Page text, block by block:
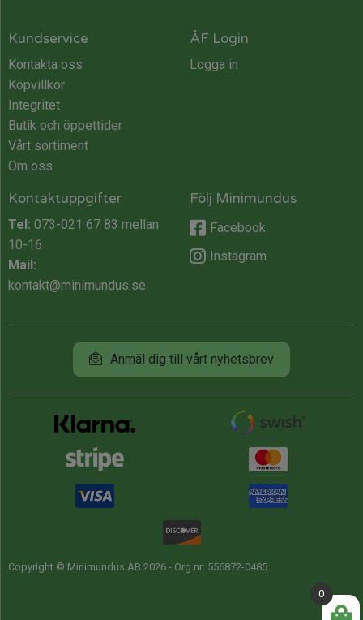
Kundservice
Kontakta oss
Köpvillkor
Integritet
Butik och öppettider
Vårt sortiment
Om oss
ÅF Login
Logga in
Kontaktuppgifter
Tel: 073-021 67 83 mellan
10-16
Mail:
kontakt@minimundus.se
Följ Minimundus
Facebook
Instagram
Anmäl dig till vårt nyhetsbrev
Copyright © Minimundus AB 2026 - Org.nr: 556872-0485
0